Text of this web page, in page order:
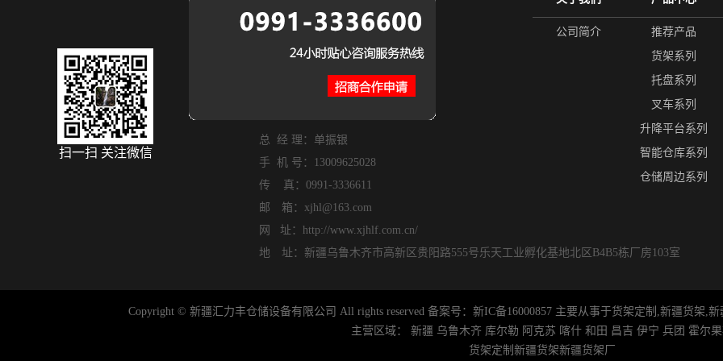
扫一扫 关注微信
总 经 理：单振银
手 机 号：13009625028
传 真：0991-3336611
邮 箱：xjhl@163.com
网 址：http://www.xjhlf.com.cn/
地 址：新疆乌鲁木齐市高新区贵阳路555号乐天工业孵化基地北区B4B5栋厂房103室
公司简介
推荐产品
货架系列
托盘系列
叉车系列
升降平台系列
智能仓库系列
仓储周边系列
Copyright © 新疆汇力丰仓储设备有限公司 All rights reserved 备案号： 新IC备16000857 主要从事于货架定制 ,新疆货架,新
主营区域： 新疆 乌鲁木齐 库尔勒 阿克苏 喀什 和田 昌吉 伊宁 兵团 霍尔
货架定制 新疆货架新疆货架厂